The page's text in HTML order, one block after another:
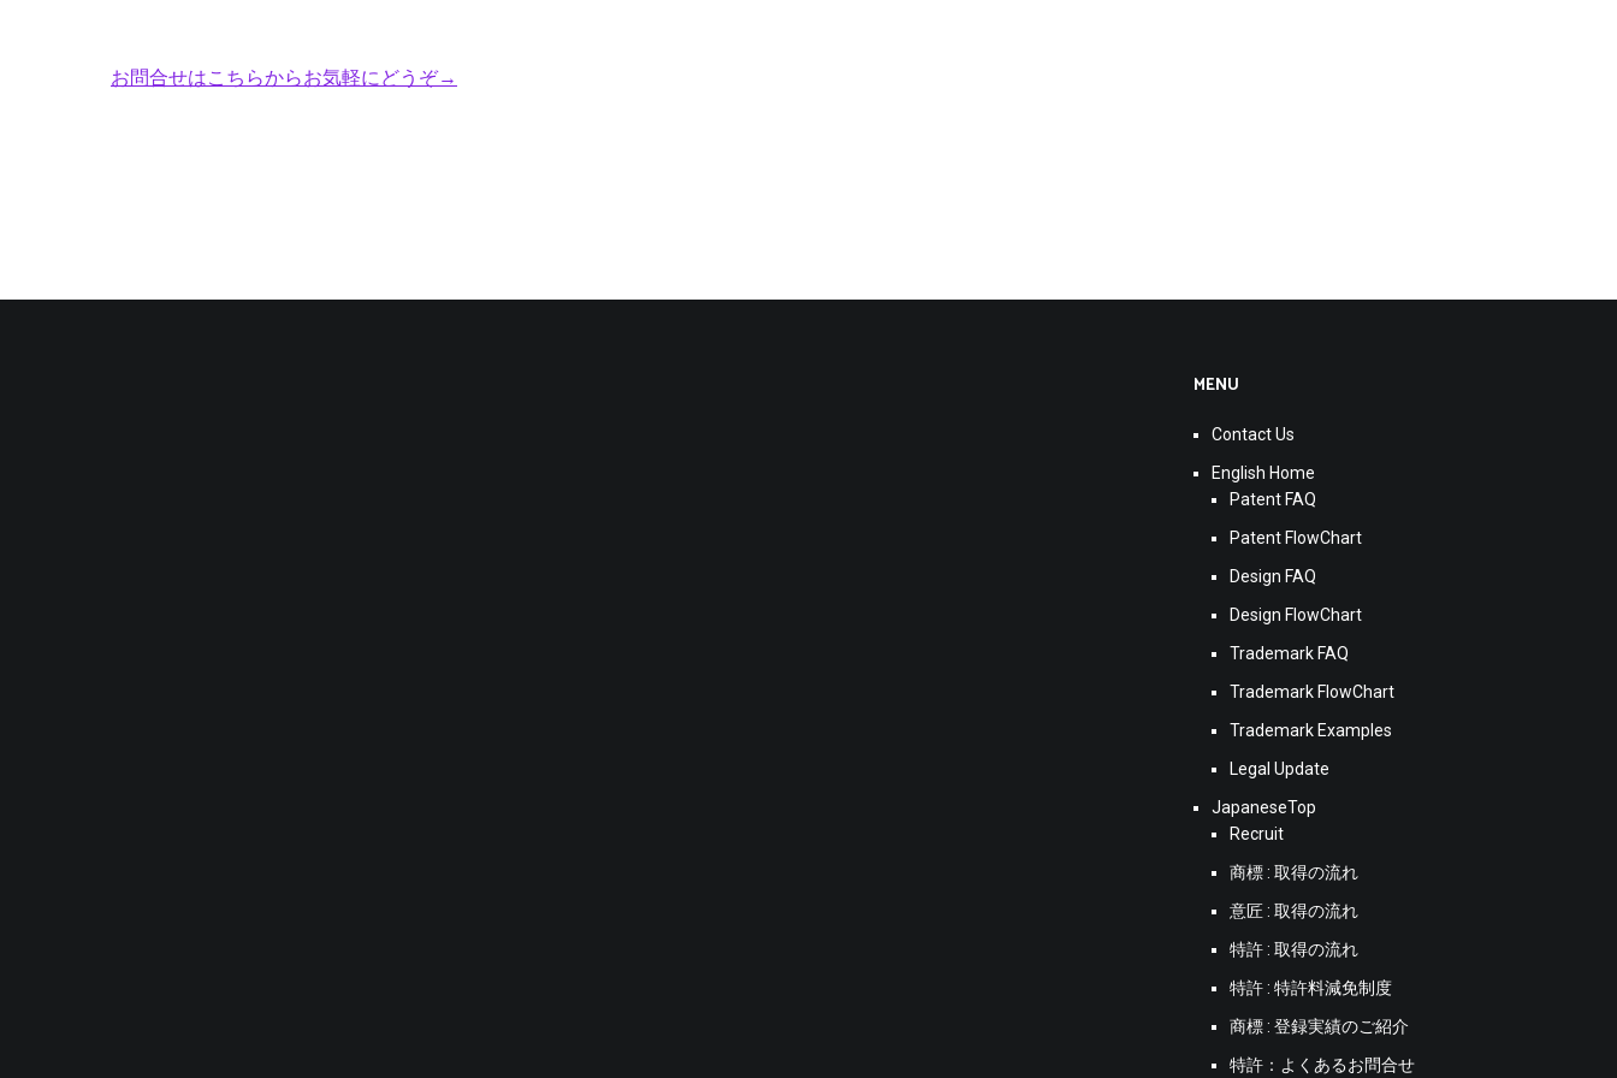
お問合せはこちらからお気軽にどうぞ→
MENU
Contact Us
English Home
Patent FAQ
Patent FlowChart
Design FAQ
Design FlowChart
Trademark FAQ
Trademark FlowChart
Trademark Examples
Legal Update
JapaneseTop
Recruit
商標 : 取得の流れ
意匠 : 取得の流れ
特許 : 取得の流れ
特許 : 特許料減免制度
商標 : 登録実績のご紹介
特許：よくあるお問合せ